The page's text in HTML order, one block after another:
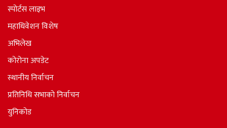
स्पोर्टस लाइभ
महाधिवेशन विशेष
अभिलेख
कोरोना अपडेट
स्थानीय निर्वाचन
प्रतिनिधि सभाकाे निर्वाचन
युनिकोड